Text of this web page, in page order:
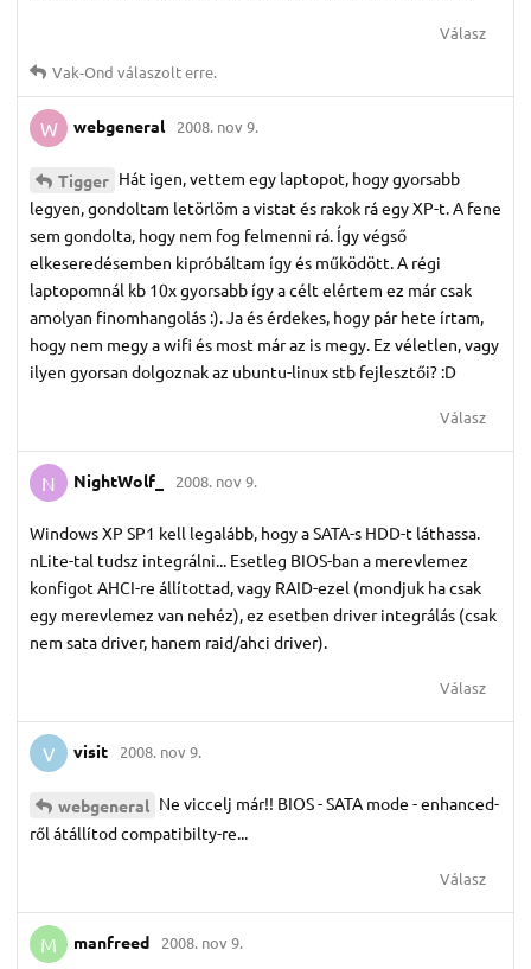
Válasz
Vak-Ond válaszolt erre.
W webgeneral 2008. nov 9.
Tigger Hát igen, vettem egy laptopot, hogy gyorsabb
legyen, gondoltam letörlöm a vistat és rakok rá egy XP-t. A fene
sem gondolta, hogy nem fog felmenni rá. Így végső
elkeseredésemben kipróbáltam így és működött. A régi
laptopomnál kb 10x gyorsabb így a célt elértem ez már csak
amolyan finomhangolás :). Ja és érdekes, hogy pár hete írtam,
hogy nem megy a wifi és most már az is megy. Ez véletlen, vagy
ilyen gyorsan dolgoznak az ubuntu-linux stb fejlesztői? :D
Válasz
N NightWolf_ 2008. nov 9.
Windows XP SP1 kell legalább, hogy a SATA-s HDD-t láthassa.
nLite-tal tudsz integrálni... Esetleg BIOS-ban a merevlemez
konfigot AHCI-re állítottad, vagy RAID-ezel (mondjuk ha csak
egy merevlemez van nehéz), ez esetben driver integrálás (csak
nem sata driver, hanem raid/ahci driver).
Válasz
V visit 2008. nov 9.
webgeneral Ne viccelj már!! BIOS - SATA mode - enhanced-
ről átállítod compatibilty-re...
Válasz
M manfreed 2008. nov 9.